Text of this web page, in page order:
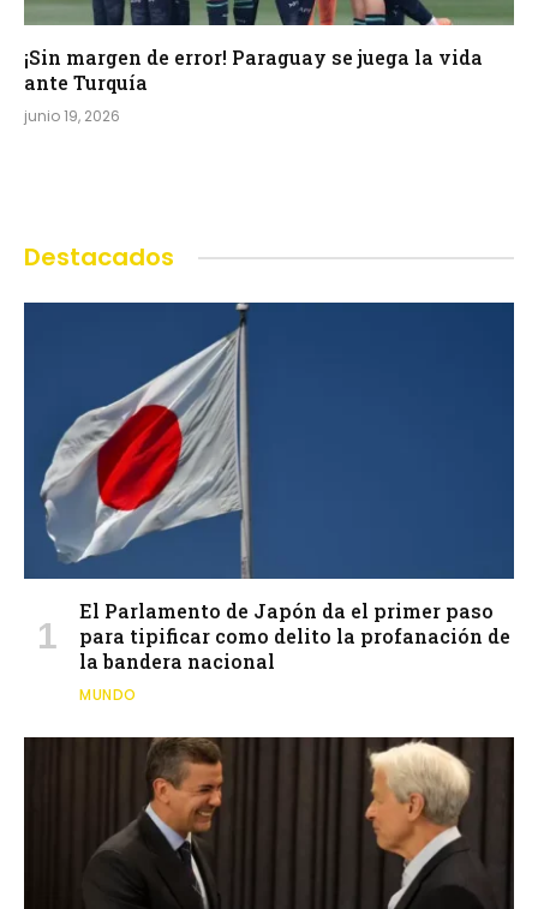
¡Sin margen de error! Paraguay se juega la vida
ante Turquía
junio 19, 2026
Destacados
El Parlamento de Japón da el primer paso
para tipificar como delito la profanación de
la bandera nacional
MUNDO